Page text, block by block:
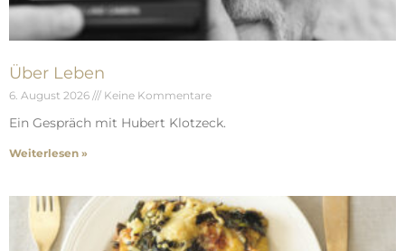
Über Leben
6. August 2026 Keine Kommentare
Ein Gespräch mit Hubert Klotzeck.
Weiterlesen »